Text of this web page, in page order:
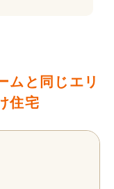
ムと同じエリ
住宅